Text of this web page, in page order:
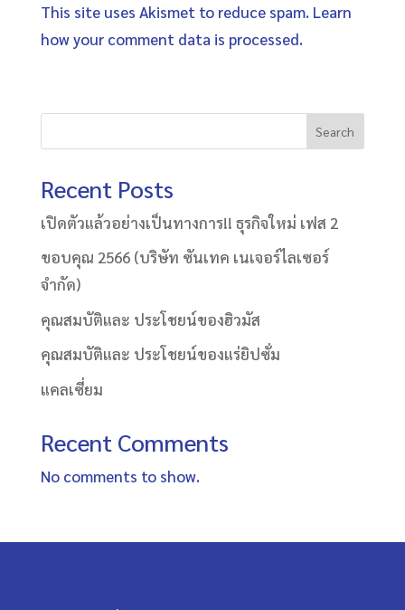
This site uses Akismet to reduce spam. Learn
how your comment data is processed.
Search
Recent Posts
เปิดตัวแล้วอย่างเป็นทางการ!! ธุรกิจใหม่ เฟส 2
ขอบคุณ 2566 (บริษัท ซันเทค เนเจอร์ไลเซอร์
จำกัด)
คุณสมบัติและ ประโชยน์ของฮิวมัส
คุณสมบัติและ ประโชยน์ของแร่ยิปซั่ม
แคลเซี่ยม
Recent Comments
No comments to show.